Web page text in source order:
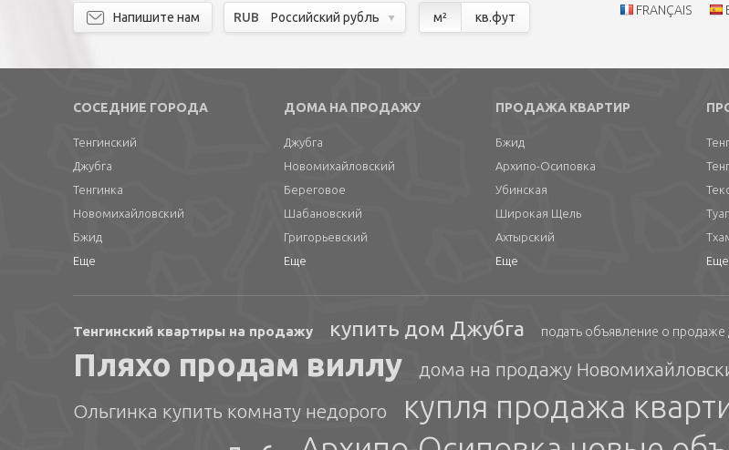
Напишите нам RUB Российский рубль м² кв.фут FRANÇAIS
СОСЕДНИЕ ГОРОДА
Тенгинский
Джубга
Тенгинка
Новомихайловский
Бжид
Еще
ДОМА НА ПРОДАЖУ
Джубга
Новомихайловский
Береговое
Шабановский
Григорьевский
Еще
ПРОДАЖА КВАРТИР
Бжид
Архипо-Осиповка
Убинская
Широкая Щель
Ахтырский
Еще
Еще
Тенгинский квартиры на продажу купить дом Джубга подать объявление о продаже
Пляхо продам виллу дома на продажу
Ольгинка купить комнату недорого купля продажа